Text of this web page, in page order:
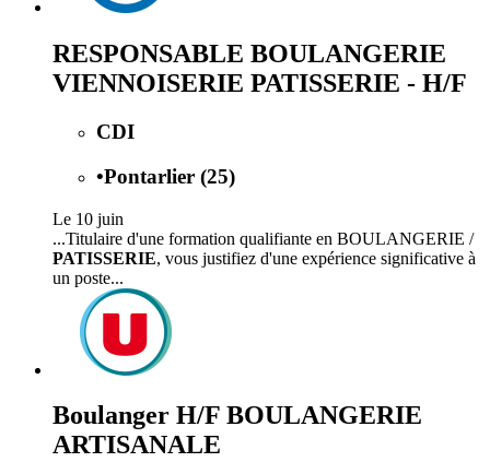
RESPONSABLE BOULANGERIE
VIENNOISERIE PATISSERIE - H/F
CDI
•Pontarlier (25)
Le 10 juin
...Titulaire d'une formation qualifiante en BOULANGERIE /
PATISSERIE, vous justifiez d'une expérience significative à
un poste...
Boulanger H/F BOULANGERIE
ARTISANALE